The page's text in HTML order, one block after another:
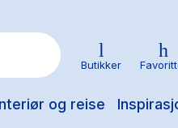
og reise
Butikker